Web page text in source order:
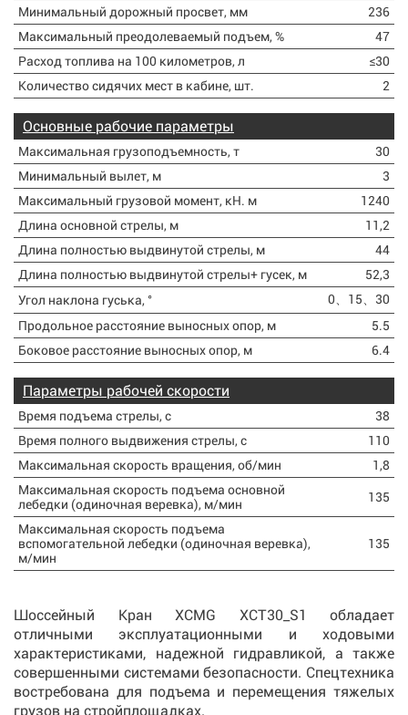
Минимальный дорожный просвет, мм
236
Максимальный преодолеваемый подъем, %
47
Расход топлива на 100 километров, л
≤30
Количество сидячих мест в кабине, шт.
2
Основные рабочие параметры
Максимальная грузоподъемность, т
30
Минимальный вылет, м
3
Максимальный грузовой момент, кН. м
1240
Длина основной стрелы, м
11,2
Длина полностью выдвинутой стрелы, м
44
Длина полностью выдвинутой стрелы+ гусек, м
52,3
Угол наклона гуська, °
0、15、30
Продольное расстояние выносных опор, м
5.5
Боковое расстояние выносных опор, м
6.4
Параметры рабочей скорости
Время подъема стрелы, с
38
Время полного выдвижения стрелы, с
110
Максимальная скорость вращения, об/мин
1,8
Максимальная скорость подъема основной
лебедки (одиночная веревка), м/мин
135
Максимальная скорость подъема
вспомогательной лебедки (одиночная веревка),
м/мин
135
Шоссейный Кран XCMG XCT30_S1 обладает
отличными эксплуатационными и ходовыми
характеристиками, надежной гидравликой, а также
совершенными системами безопасности. Спецтехника
востребована для подъема и перемещения тяжелых
грузов на стройплощадках.